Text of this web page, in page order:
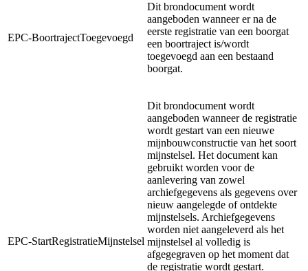
EPC-BoortrajectToegevoegd
Dit brondocument wordt
aangeboden wanneer er na de
eerste registratie van een boorgat
een boortraject is/wordt
toegevoegd aan een bestaand
boorgat.
EPC-StartRegistratieMijnstelsel
Dit brondocument wordt
aangeboden wanneer de registratie
wordt gestart van een nieuwe
mijnbouwconstructie van het soort
mijnstelsel. Het document kan
gebruikt worden voor de
aanlevering van zowel
archiefgegevens als gegevens over
nieuw aangelegde of ontdekte
mijnstelsels. Archiefgegevens
worden niet aangeleverd als het
mijnstelsel al volledig is
afgegegraven op het moment dat
de registratie wordt gestart.